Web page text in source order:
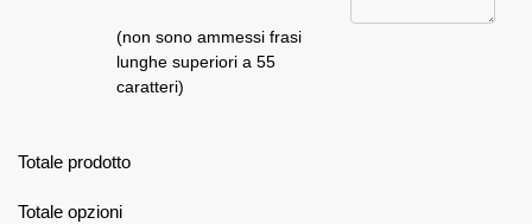
(non sono ammessi frasi
lunghe superiori a 55
caratteri)
Totale prodotto
Totale opzioni